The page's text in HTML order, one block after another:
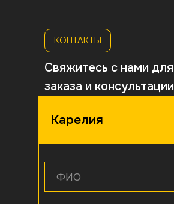
Свяжитесь с нами для
заказа и консультации
КОНТАКТЫ
Карелия
ФИО